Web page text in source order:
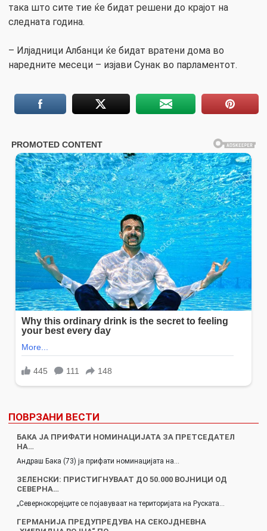
така што сите тие ќе бидат решени до крајот на
следната година.
– Илјадници Албанци ќе бидат вратени дома во
наредните месеци – изјави Сунак во парламентот.
ПОВРЗАНИ ВЕСТИ
БАКА ЈА ПРИФАТИ НОМИНАЦИЈАТА ЗА ПРЕТСЕДАТЕЛ
НА…
Андраш Бака (73) ја прифати номинацијата на…
ЗЕЛЕНСКИ: ПРИСТИГНУВААТ ДО 50.000 ВОЈНИЦИ ОД
СЕВЕРНА…
„Севернокорејците се појавуваат на територијата на Руската…
ГЕРМАНИЈА ПРЕДУПРЕДУВА НА СЕКОЈДНЕВНА